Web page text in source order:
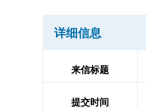
详细信息
来信标题
提交时间